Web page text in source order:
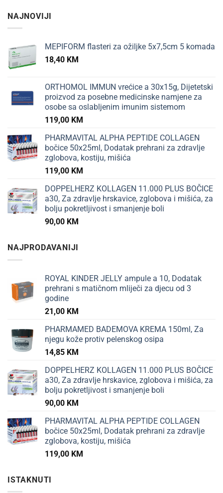
NAJNOVIJI
MEPIFORM flasteri za ožiljke 5x7,5cm 5 komada
18,40 KM
ORTHOMOL IMMUN vrećice a 30x15g, Dijetetski
proizvod za posebne medicinske namjene za
osobe sa oslabljenim imunim sistemom
119,00 KM
PHARMAVITAL ALPHA PEPTIDE COLLAGEN
bočice 50x25ml, Dodatak prehrani za zdravlje
zglobova, kostiju, mišića
119,00 KM
DOPPELHERZ KOLLAGEN 11.000 PLUS BOČICE
a30, Za zdravlje hrskavice, zglobova i mišića, za
bolju pokretljivost i smanjenje boli
90,00 KM
NAJPRODAVANIJI
ROYAL KINDER JELLY ampule a 10, Dodatak
prehrani s matičnom mliječi za djecu od 3
godine
21,00 KM
PHARMAMED BADEMOVA KREMA 150ml, Za
njegu kože protiv pelenskog osipa
14,85 KM
DOPPELHERZ KOLLAGEN 11.000 PLUS BOČICE
a30, Za zdravlje hrskavice, zglobova i mišića, za
bolju pokretljivost i smanjenje boli
90,00 KM
PHARMAVITAL ALPHA PEPTIDE COLLAGEN
bočice 50x25ml, Dodatak prehrani za zdravlje
zglobova, kostiju, mišića
119,00 KM
ISTAKNUTI